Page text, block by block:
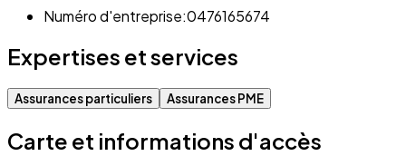
Numéro d'entreprise:0476165674
Expertises et services
Assurances particuliers Assurances PME
Carte et informations d'accès